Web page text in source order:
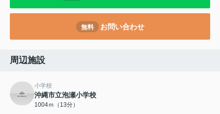
無料 お問い合わせ
周辺施設
小学校
沖縄市立泡瀬小学校
1004ｍ（13分）